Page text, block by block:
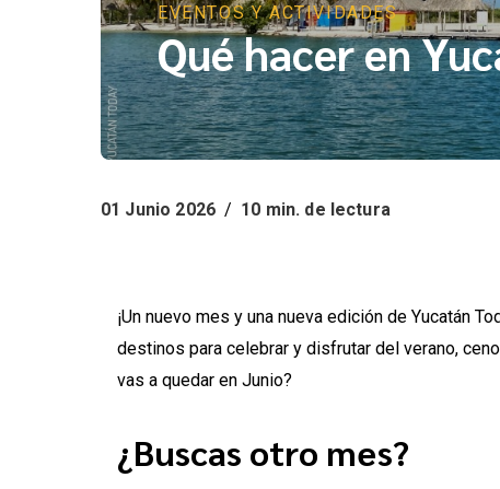
EVENTOS Y ACTIVIDADES
Qué hacer en
01 Junio 2026 / 10 min. de lectura
¡Un nuevo mes y una nueva edición de Yucatán
destinos para celebrar y disfrutar del verano,
vas a quedar en Junio?
¿Buscas otro mes?